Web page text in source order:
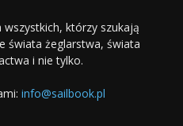
którzy szukają
świata żeglarstwa, świata
i nie tylko.
info@sailbook.pl